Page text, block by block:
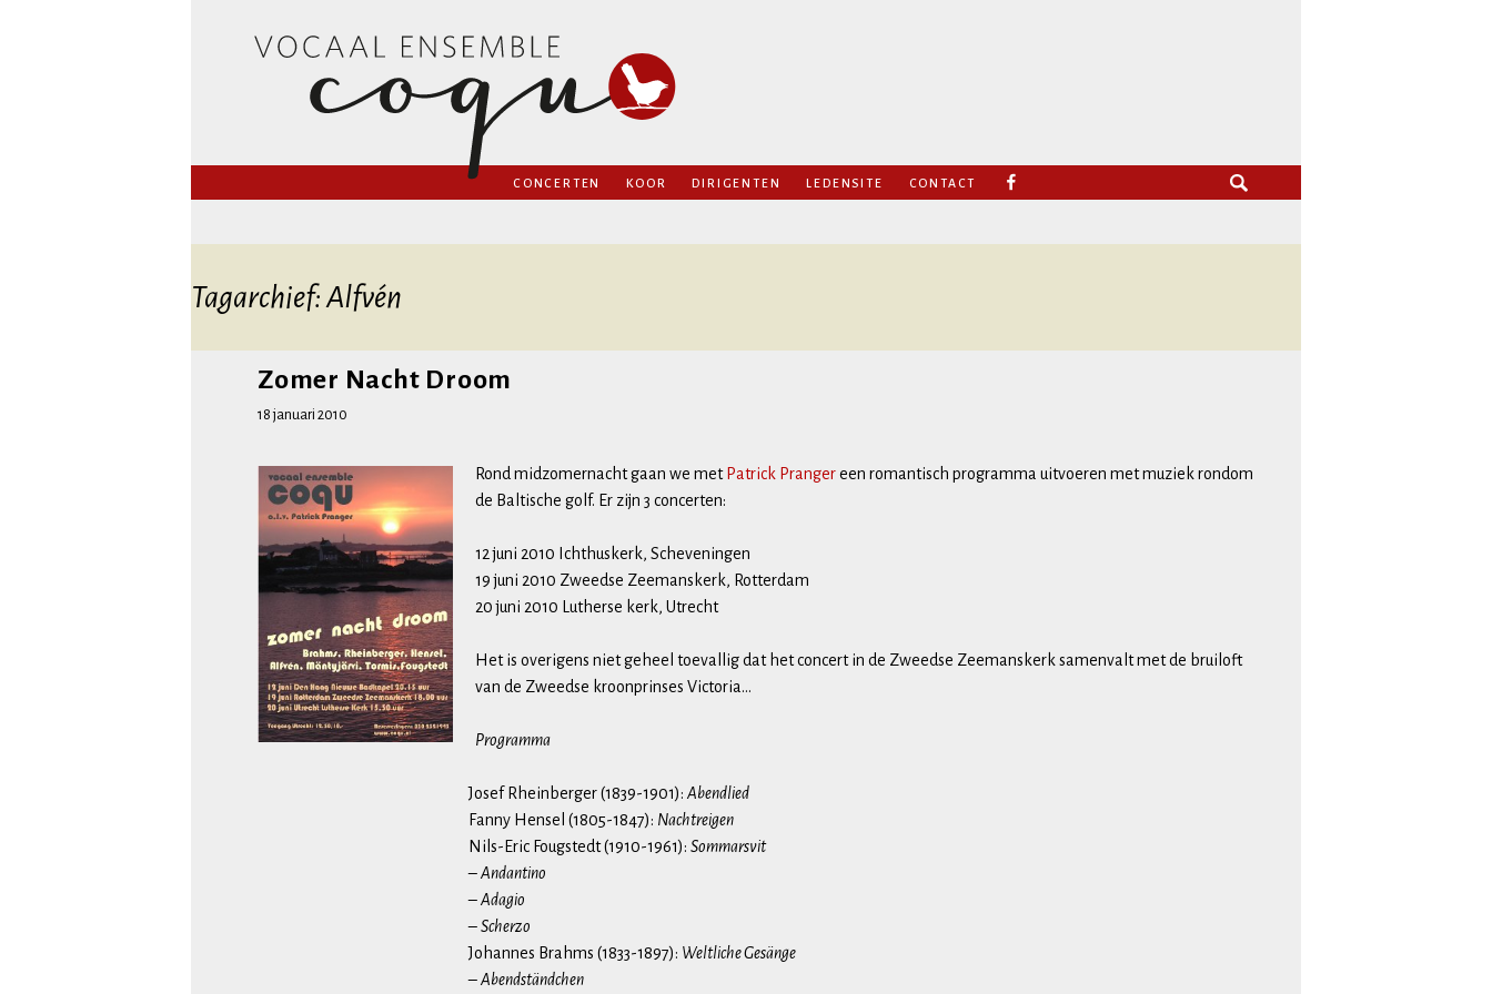
Vocaal Ensemble Coqu
Naar
CONCERTEN KOOR DIRIGENTEN LEDENSITE CONTACT
Zoeken
naar:
Tagarchief: Alfvén
Zomer Nacht Droom
18 januari 2010
Rond midzomernacht gaan we met Patrick Prangereen romantisch programma uitvoeren met muziek rondom
de Baltische golf. Er zijn 3 concerten:
12 juni 2010 Ichthuskerk, Scheveningen
19 juni 2010 Zweedse Zeemanskerk, Rotterdam
20 juni 2010 Lutherse kerk, Utrecht
Het is overigens niet geheel toevallig dat het concert in de Zweedse Zeemanskerk samenvalt met de bruiloft
van de Zweedse kroonprinses Victoria…
Programma
Josef Rheinberger (1839-1901): Abendlied
Fanny Hensel (1805-1847): Nachtreigen
Nils-Eric Fougstedt (1910-1961): Sommarsvit
–Andantino
–Adagio
–Scherzo
Johannes Brahms (1833-1897): Weltliche Gesänge
–Abendständchen